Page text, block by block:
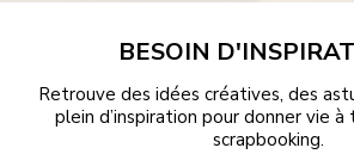
BESOIN
Retrouve des idées créatives, des
plein d’inspiration pour donner vie
scrapbooking.